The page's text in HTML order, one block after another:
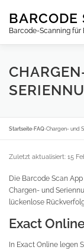
Inhalt
springen
BARCODE
Barcode-Scanning für
ABONNEMENTS
Startseite›FAQ›Chargen- und
Zuletzt aktualisiert: 15
Die Barcode Scan
Chargen- und
lückenlose
Exact
In Exact Online legen